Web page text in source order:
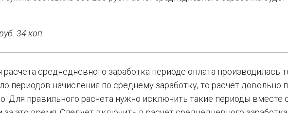
34 коп.
среднедневного заработка периоде оплата производилась
периодов начисления по среднему заработку, то расчет довольно
Для правильного расчета нужно исключить такие периоды вместе